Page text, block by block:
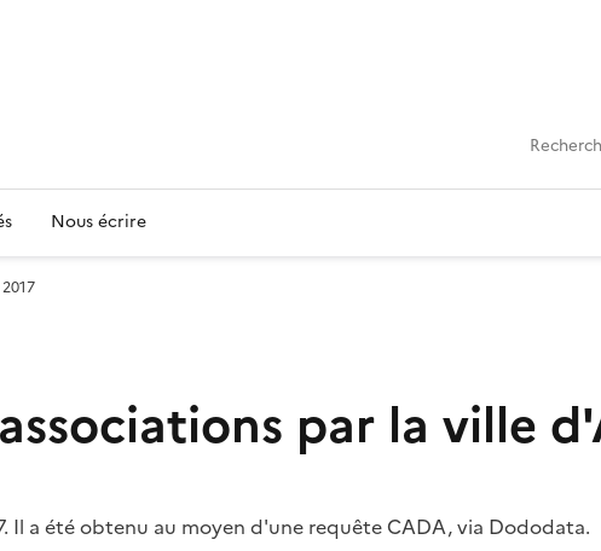
Nous écrire
par la ville
Il a été obtenu au moyen d'une requête CADA, via Dododata.